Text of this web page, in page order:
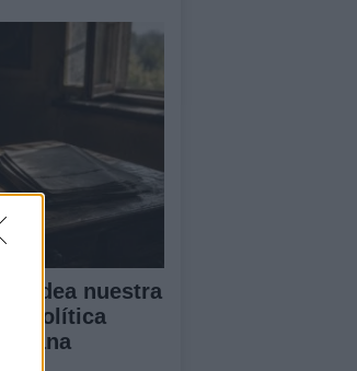
nuestra
la política